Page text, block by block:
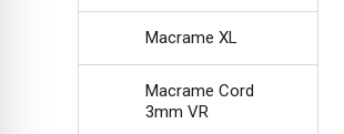
Macrame XL
Macrame Cord
3mm VR